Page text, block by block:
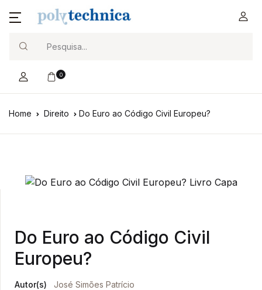
0
Home Direito Do Euro ao Código Civil Europeu?
Do Euro ao Código Civil
Europeu?
Autor(s) José Simões Patrício